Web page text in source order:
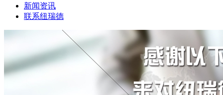
新闻资讯
联系纽瑞德